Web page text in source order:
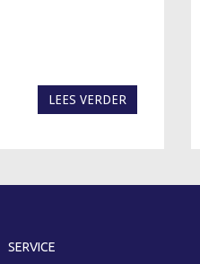
LEES VERDER
SERVICE